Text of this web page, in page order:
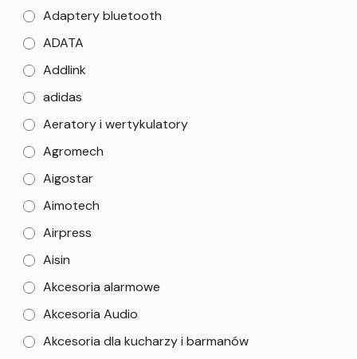
Adaptery bluetooth
ADATA
Addlink
adidas
Aeratory i wertykulatory
Agromech
Aigostar
Aimotech
Airpress
Aisin
Akcesoria alarmowe
Akcesoria Audio
Akcesoria dla kucharzy i barmanów